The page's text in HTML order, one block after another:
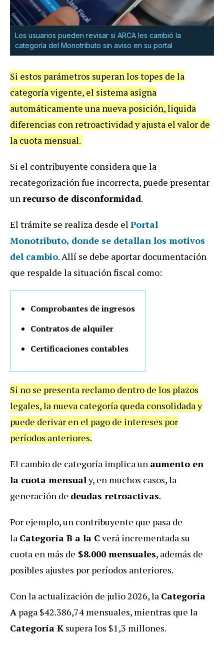
Los usuarios pueden revisar si ARCA les cambió la
categoría del Monotributo sin aviso en su portal
Si estos parámetros superan los topes de la
categoría vigente, el sistema asigna
automáticamente una nueva posición, liquida
diferencias con retroactividad y ajusta el valor de
la cuota mensual.
Si el contribuyente considera que la
recategorización fue incorrecta, puede presentar
unrecurso de disconformidad.
El trámite se realiza desde el Portal
Monotributo, donde se detallan los motivos
del cambio.Allí se debe aportar documentación
que respalde la situación fiscal como:
Comprobantes de ingresos
Contratos de alquiler
Certificaciones contables
Si no se presenta reclamo dentro de los plazos
legales, la nueva categoría queda consolidada y
puede derivar en el pago de intereses por
períodos anteriores.
El cambio de categoría implica un aumento en
la cuota mensualy, en muchos casos, la
generación de deudas retroactivas.
Por ejemplo, un contribuyente que pasa de
la Categoría B a la C verá incrementada su
cuota en más de $8.000 mensuales, además de
posibles ajustes por períodos anteriores.
Con la actualización de julio 2026, la Categoría
A paga $42.386,74 mensuales, mientras que la
Categoría K supera los $1,3 millones.